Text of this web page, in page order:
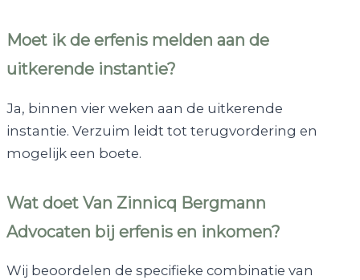
Moet ik de erfenis melden aan de
uitkerende instantie?
Ja, binnen vier weken aan de uitkerende
instantie. Verzuim leidt tot terugvordering en
mogelijk een boete.
Wat doet Van Zinnicq Bergmann
Advocaten bij erfenis en inkomen?
Wij beoordelen de specifieke combinatie van